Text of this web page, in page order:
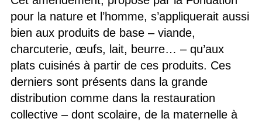
pour la nature et l’homme, s’appliquerait aussi
bien aux produits de base – viande,
charcuterie, œufs, lait, beurre… – qu’aux
plats cuisinés à partir de ces produits. Ces
derniers sont présents dans la grande
distribution comme dans la restauration
collective – dont scolaire, de la maternelle à